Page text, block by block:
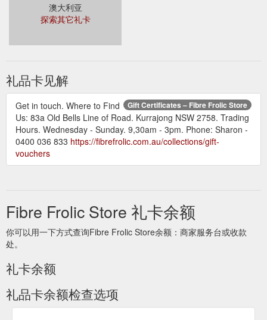
澳大利亚
探索其它礼卡
礼品卡见解
Gift Certificates – Fibre Frolic Store
Get in touch. Where to Find
Us: 83a Old Bells Line of Road. Kurrajong NSW 2758. Trading
Hours. Wednesday - Sunday. 9,30am - 3pm. Phone: Sharon -
0400 036 833 https://fibrefrolic.com.au/collections/gift-
vouchers
Fibre Frolic Store 礼卡余额
你可以用一下方式查询Fibre Frolic Store余额：商家服务台或收款
处。
礼卡余额
礼品卡余额检查选项